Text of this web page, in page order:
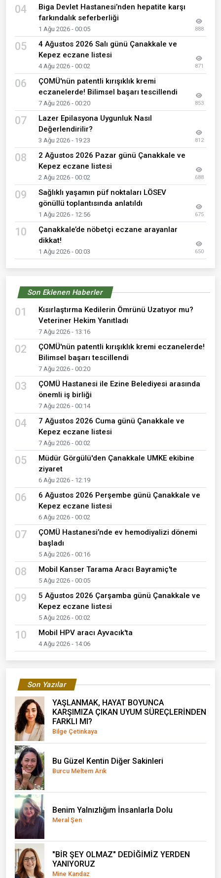
04
Biga Devlet Hastanesi’nden hepatite karşı
farkındalık seferberliği
1 Ağu 2026 - 00:05 888
05
4 Ağustos 2026 Salı günü Çanakkale ve
Kepez eczane listesi
4 Ağu 2026 - 00:02 871
06
ÇOMÜ'nün patentli kırışıklık kremi
eczanelerde! Bilimsel başarı tescillendi
7 Ağu 2026 - 00:20 853
07
Lazer Epilasyona Uygunluk Nasıl
Değerlendirilir?
3 Ağu 2026 - 19:23 812
08
2 Ağustos 2026 Pazar günü Çanakkale ve
Kepez eczane listesi
2 Ağu 2026 - 00:02 688
09
Sağlıklı yaşamın püf noktaları LÖSEV
gönüllü toplantısında anlatıldı
1 Ağu 2026 - 12:56 675
10
Çanakkale’de nöbetçi eczane arayanlar
dikkat!
1 Ağu 2026 - 00:03 650
Son Eklenen Haberler
01
Kısırlaştırma Kedilerin Ömrünü Uzatıyor mu?
Veteriner Hekim Yanıtladı
7 Ağu 2026 - 13:16
02
ÇOMÜ'nün patentli kırışıklık kremi eczanelerde!
Bilimsel başarı tescillendi
7 Ağu 2026 - 00:20
03
ÇOMÜ Hastanesi ile Ezine Belediyesi arasında
önemli iş birliği
7 Ağu 2026 - 00:14
04
7 Ağustos 2026 Cuma günü Çanakkale ve
Kepez eczane listesi
7 Ağu 2026 - 00:02
05
Müdür Görgülü'den Çanakkale UMKE ekibine
ziyaret
6 Ağu 2026 - 12:19
06
6 Ağustos 2026 Perşembe günü Çanakkale ve
Kepez eczane listesi
6 Ağu 2026 - 00:02
07
ÇOMÜ Hastanesi’nde ev hemodiyalizi dönemi
başladı
5 Ağu 2026 - 00:16
08 Mobil Kanser Tarama Aracı Bayramiç'te
5 Ağu 2026 - 00:05
09
5 Ağustos 2026 Çarşamba günü Çanakkale ve
Kepez eczane listesi
5 Ağu 2026 - 00:02
10 Mobil HPV aracı Ayvacık'ta
4 Ağu 2026 - 14:06
Son Yazılar
YAŞLANMAK, HAYAT BOYUNCA
KARŞIMIZA ÇIKAN UYUM SÜREÇLERİNDEN
FARKLI MI?
Bilge Çetinkaya
Bu Güzel Kentin Diğer Sakinleri
Burcu Meltem Arık
Benim Yalnızlığım İnsanlarla Dolu
Meral Şen
"BİR ŞEY OLMAZ" DEDİĞİMİZ YERDEN
YANIYORUZ
Mine Kandaz